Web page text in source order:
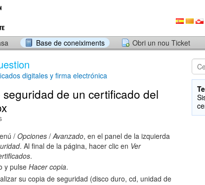
Base de coneiximents Obri un nou Ticket
digitales y firma electrónica
de un certificado del
/ Opciones /Avanzado, en el panel de la izquierda
. Al final de la página, hacer clic en Ver
.
y pulse Hacer copia.
su copia de seguridad (disco duro, cd, unidad de